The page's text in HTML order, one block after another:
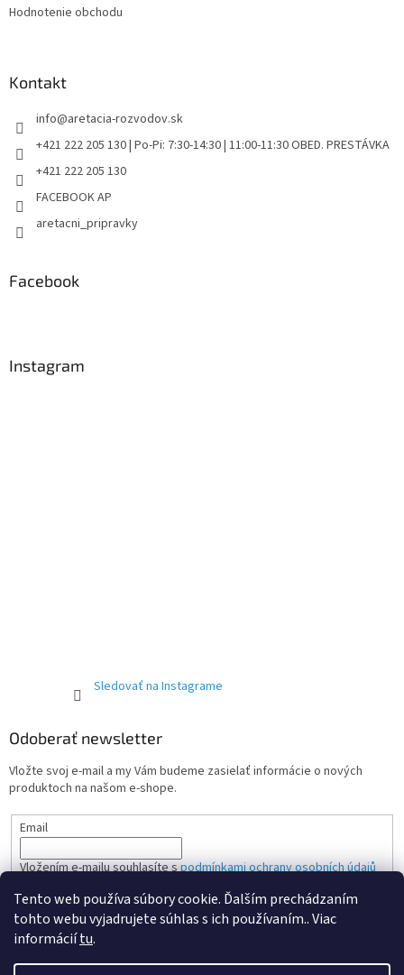
Tento web používa súbory cookie. Ďalším prechádzaním
tohto webu vyjadrujete súhlas s ich používaním.. Viac
informáciítu.
Hodnotenie obchodu
Kontakt
info@aretacia-rozvodov.sk
+421 222 205 130 | Po-Pi: 7:30-14:30 | 11:00-11:30 OBED. PRESTÁVKA
+421 222 205 130
FACEBOOK AP
aretacni_pripravky
Facebook
Instagram
Sledovať na Instagrame
Odoberať newsletter
Vložte svoj e-mail a my Vám budeme zasielať informácie o nových
produktoch na našom e-shope.
Email
Vložením e-mailu souhlasíte spodmínkami ochrany osobních údajů
PRIHLÁSIŤ SA